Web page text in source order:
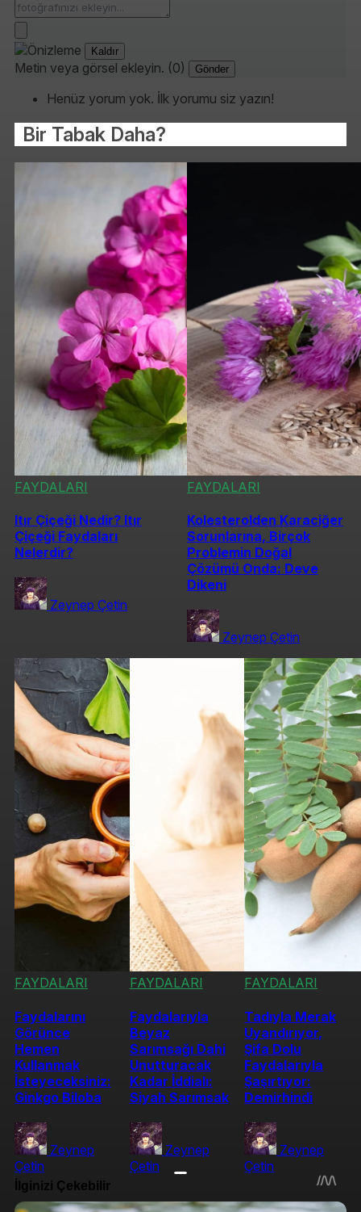
Kaldır
Metin veya görsel ekleyin. (0) Gönder
Henüz yorum yok. İlk yorumu siz yazın!
Bir Tabak Daha?
FAYDALARI
Itır Çiçeği Nedir? Itır
Çiçeği Faydaları
Nelerdir?
Zeynep Çetin
FAYDALARI
Kolesterolden Karaciğer
Sorunlarına, Birçok
Problemin Doğal
Çözümü Onda: Deve
Dikeni
Zeynep Çetin
FAYDALARI
Faydalarını
Görünce
Hemen
Kullanmak
İsteyeceksiniz:
Ginkgo Biloba
Zeynep
Çetin
FAYDALARI
Faydalarıyla
Beyaz
Sarımsağı Dahi
Unutturacak
Kadar İddialı:
Siyah Sarımsak
Zeynep
Çetin
FAYDALARI
Tadıyla Merak
Uyandırıyor,
Şifa Dolu
Faydalarıyla
Şaşırtıyor:
Demirhindi
Zeynep
Çetin